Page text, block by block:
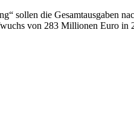
sollen die Gesamtausgaben
von 283 Millionen Euro